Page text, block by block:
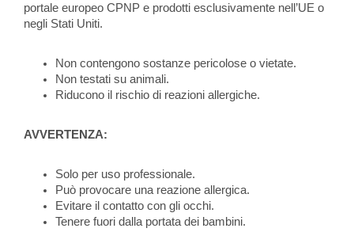
portale europeo CPNP e prodotti esclusivamente nell’UE o
negli Stati Uniti.
Non contengono sostanze pericolose o vietate.
Non testati su animali.
Riducono il rischio di reazioni allergiche.
AVVERTENZA:
Solo per uso professionale.
Può provocare una reazione allergica.
Evitare il contatto con gli occhi.
Tenere fuori dalla portata dei bambini.